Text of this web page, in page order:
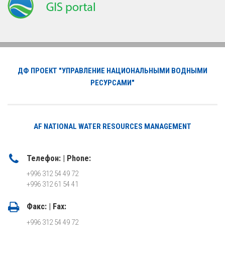
ДФ ПРОЕКТ "УПРАВЛЕНИЕ НАЦИОНАЛЬНЫМИ ВОДНЫМИ
РЕСУРСАМИ"
AF NATIONAL WATER RESOURCES MANAGEMENT
Телефон: | Phone:
+996 312 54 49 72
+996 312 61 54 41
Факс: | Fax:
+996 312 54 49 72